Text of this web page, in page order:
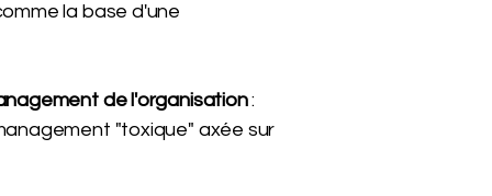
la base d'une
de l'organisation:
"toxique" axée sur